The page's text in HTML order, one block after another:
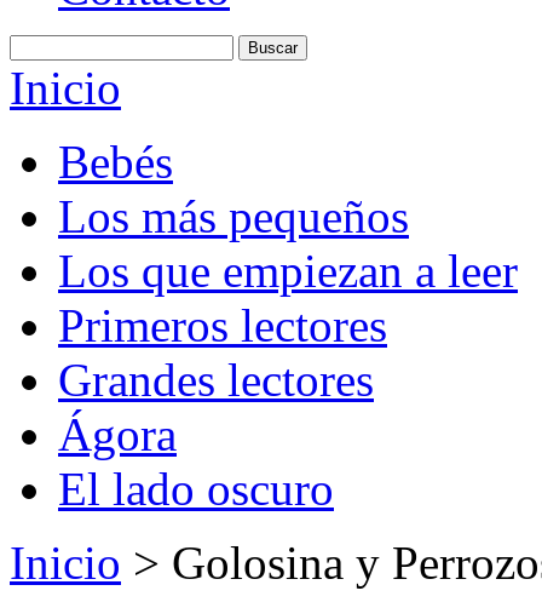
Inicio
Bebés
Los más pequeños
Los que empiezan a leer
Primeros lectores
Grandes lectores
Ágora
El lado oscuro
Inicio > Golosina y